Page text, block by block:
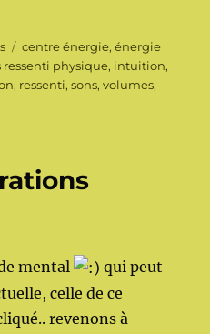
Étiquettes
centre énergie,énergie
ressenti physique, intuition,
, ressenti,sons,volumes,
mental
qui peut
celle de ce
revenons à